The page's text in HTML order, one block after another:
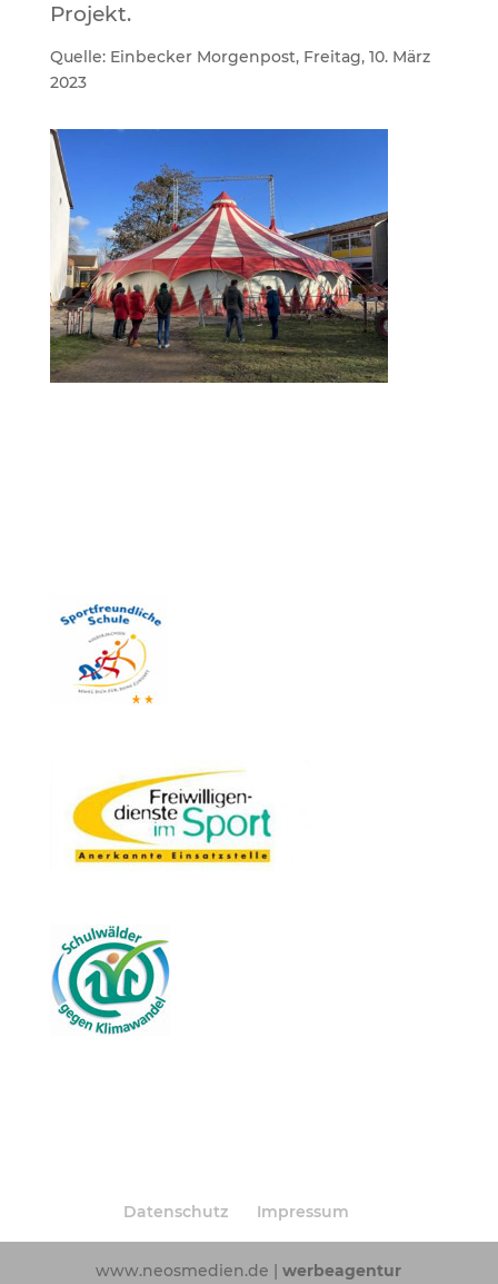
Projekt.
Quelle: Einbecker Morgenpost, Freitag, 10. März
2023
Datenschutz Impressum
www.neosmedien.de |werbeagentur